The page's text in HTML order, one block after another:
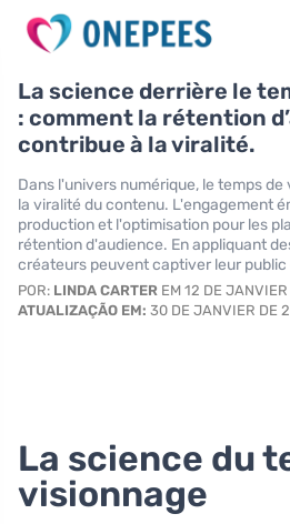
La science derrière le
: comment la rétention
contribue à la viralité.
Dans l'univers numérique, le temps
la viralité du contenu. L'engagement
production et l'optimisation pour les
rétention d'audience. En appliquant
créateurs peuvent captiver leur
POR: LINDA CARTER EM 12 DE
ATUALIZAÇÃO EM: 30 DE JANVIER DE
La science du
visionnage